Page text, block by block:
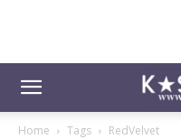
Home Tags RedVelvet